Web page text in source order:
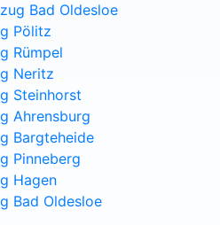
Bad Oldesloe
Pölitz
Rümpel
Neritz
Steinhorst
Ahrensburg
Bargteheide
Pinneberg
Hagen
Bad Oldesloe